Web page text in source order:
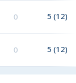
0 5 (12)
0 5 (12)